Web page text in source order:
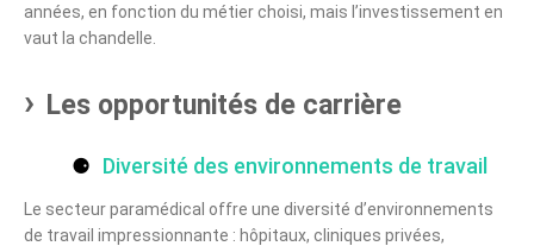
années, en fonction du métier choisi, mais l’investissement en
vaut la chandelle.
Les opportunités de carrière
Diversité des environnements de travail
Le secteur paramédical offre une diversité d’environnements
de travail impressionnante : hôpitaux, cliniques privées,